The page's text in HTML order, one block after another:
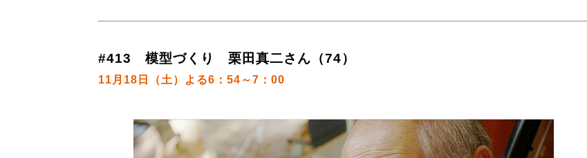
#413 模型づくり 栗田真二さん（74）
11月18日（土）よる6：54～7：00